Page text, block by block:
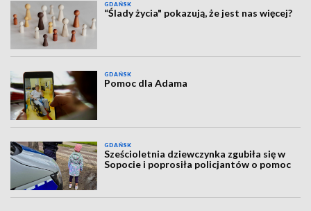
GDAŃSK
“Ślady życia" pokazują, że jest nas więcej?
GDAŃSK
Pomoc dla Adama
GDAŃSK
Sześcioletnia dziewczynka zgubiła się w
Sopocie i poprosiła policjantów o pomoc